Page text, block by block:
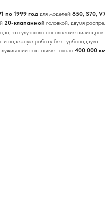
по 1999 год для моделей 850, S70,
20-клапанной головкой, двумя
что улучшало наполнение
и надежную работу без турбонаддува.
составляет около 400 000